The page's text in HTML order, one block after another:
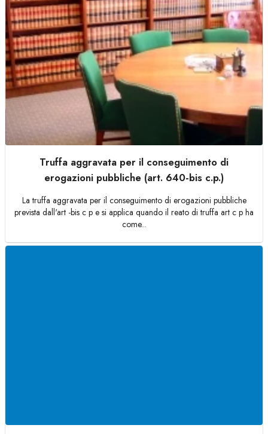
Truffa aggravata per il conseguimento di
erogazioni pubbliche (art. 640-bis c.p.)
La truffa aggravata per il conseguimento di erogazioni pubbliche
prevista dall'art -bis c p e si applica quando il reato di truffa art c p ha
come...